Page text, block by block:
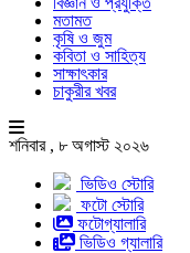
মতামত
কৃষি ও জুম
কবিতা ও সাহিত্য
সাক্ষাৎকার
চাকুরীর খবর
শনিবার , ৮ অগাস্ট ২০২৬
ভিডিও স্টোরি
ফটো স্টোরি
ফটোগ্যালারি
ভিডিও গ্যালারি